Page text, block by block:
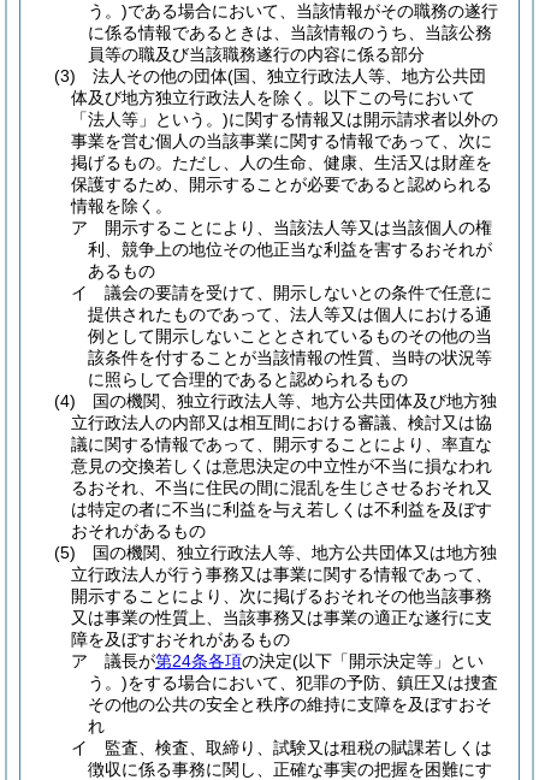
う。)である場合において、当該情報がその職務の遂行
に係る情報であるときは、当該情報のうち、当該公務
員等の職及び当該職務遂行の内容に係る部分
(3)
法人その他の団体(国、独立行政法人等、地方公共団
体及び地方独立行政法人を除く。以下この号において
「法人等」という。)に関する情報又は開示請求者以外の
事業を営む個人の当該事業に関する情報であって、次に
掲げるもの。 ただし、人の生命、健康、生活又は財産を
保護するため、開示することが必要であると認められる
情報を除く。
ア
開示することにより、当該法人等又は当該個人の権
利、競争上の地位その他正当な利益を害するおそれが
あるもの
イ
議会の要請を受けて、開示しないとの条件で任意に
提供されたものであって、法人等又は個人における通
例として開示しないこととされているものその他の当
該条件を付することが当該情報の性質、当時の状況等
に照らして合理的であると認められるもの
(4)
国の機関、独立行政法人等、地方公共団体及び地方独
立行政法人の内部又は相互間における審議、検討又は協
議に関する情報であって、開示することにより、率直な
意見の交換若しくは意思決定の中立性が不当に損なわれ
るおそれ、不当に住民の間に混乱を生じさせるおそれ又
は特定の者に不当に利益を与え若しくは不利益を及ぼす
おそれがあるもの
(5)
国の機関、独立行政法人等、地方公共団体又は地方独
立行政法人が行う事務又は事業に関する情報であって、
開示することにより、次に掲げるおそれその他当該事務
又は事業の性質上、当該事務又は事業の適正な遂行に支
障を及ぼすおそれがあるもの
ア
議長が第24条各項の決定(以下「開示決定等」とい
う。)をする場合において、犯罪の予防、鎮圧又は捜査
その他の公共の安全と秩序の維持に支障を及ぼすおそ
れ
イ
監査、検査、取締り、試験又は租税の賦課若しくは
徴収に係る事務に関し、正確な事実の把握を困難にす